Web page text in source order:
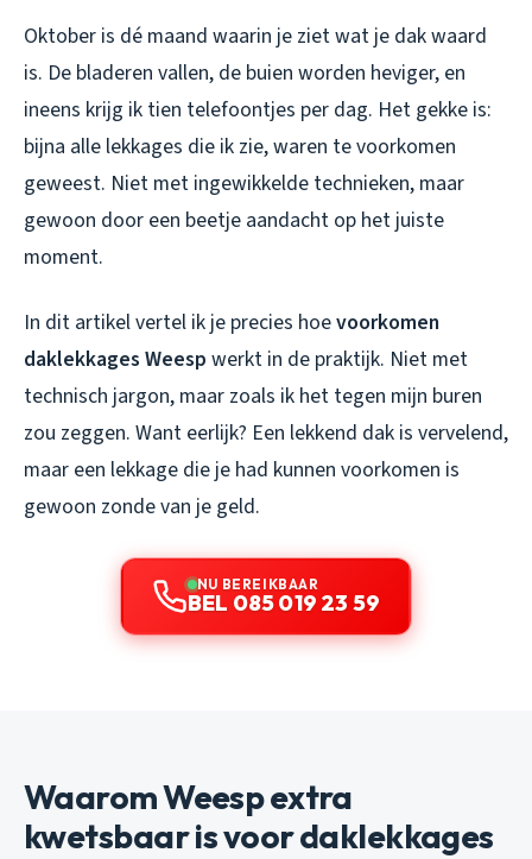
Oktober is dé maand waarin je ziet wat je dak waard
is. De bladeren vallen, de buien worden heviger, en
ineens krijg ik tien telefoontjes per dag. Het gekke is:
bijna alle lekkages die ik zie, waren te voorkomen
geweest. Niet met ingewikkelde technieken, maar
gewoon door een beetje aandacht op het juiste
moment.
In dit artikel vertel ik je precies hoevoorkomen
daklekkages Weesp werkt in de praktijk. Niet met
technisch jargon, maar zoals ik het tegen mijn buren
zou zeggen. Want eerlijk? Een lekkend dak is vervelend,
maar een lekkage die je had kunnen voorkomen is
gewoon zonde van je geld.
NU BEREIKBAAR
BEL 085 019 23 59
Waarom Weesp extra
kwetsbaar is voor daklekkages